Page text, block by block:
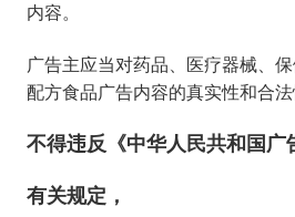
内容。
广告主应当对药品、医疗器械、
配方食品广告内容的真实性和合法
不得违反《中华人民共和国广
有关规定，